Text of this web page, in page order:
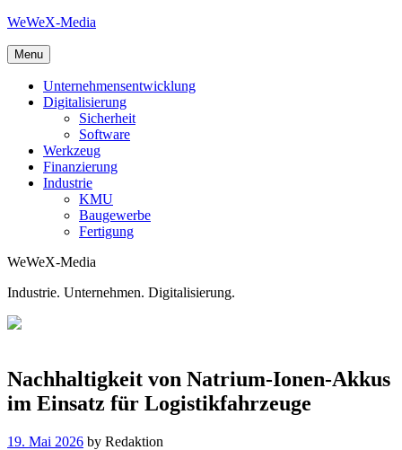
Skip
content
WeWeX-Media
Menu
Unternehmensentwicklung
Digitalisierung
Sicherheit
Software
Werkzeug
Finanzierung
Industrie
KMU
Baugewerbe
Fertigung
WeWeX-Media
Industrie. Unternehmen. Digitalisierung.
Nachhaltigkeit von Natrium-Ionen-Akkus
im Einsatz für Logistikfahrzeuge
19. Mai 2026 by Redaktion